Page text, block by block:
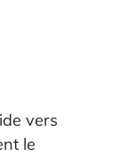
vers
le